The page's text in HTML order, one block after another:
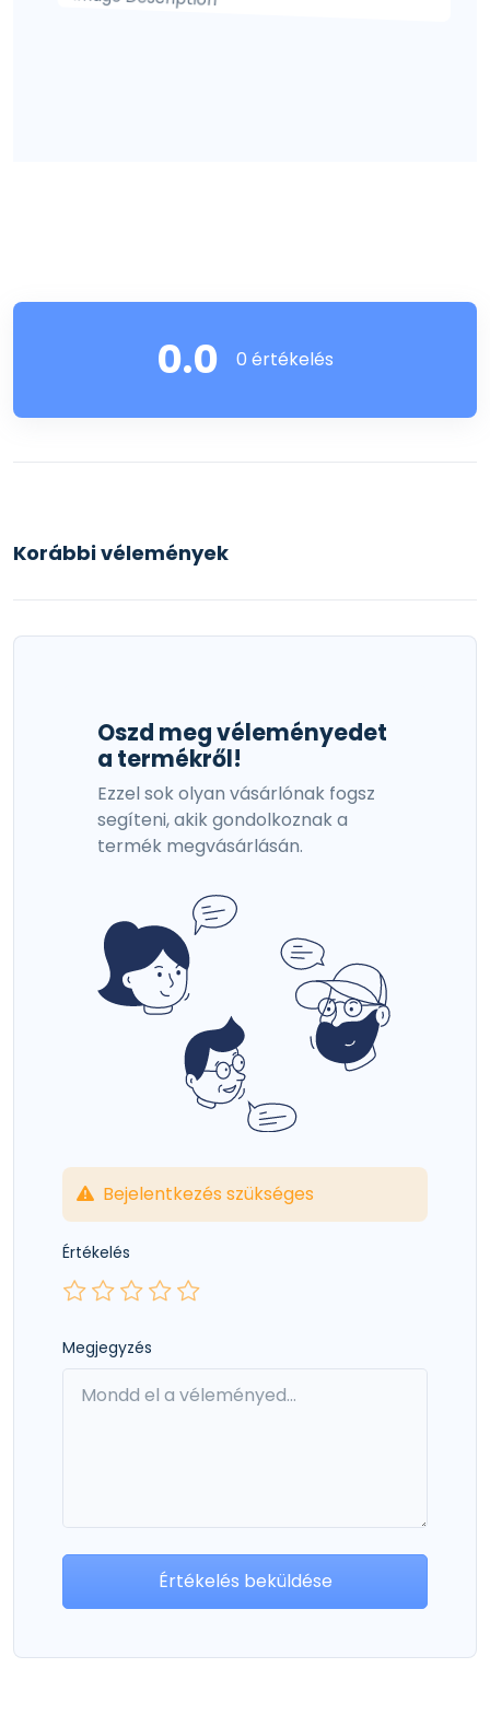
0.0 0 értékelés
Korábbi vélemények
Oszd meg véleményedet
a termékről!
Ezzel sok olyan vásárlónak fogsz
segíteni, akik gondolkoznak a
termék megvásárlásán.
Bejelentkezés szükséges
Értékelés
Megjegyzés
Értékelés beküldése